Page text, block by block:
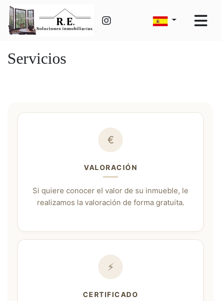
Servicios
€
VALORACIÓN
Si quiere conocer el valor de su inmueble, le
realizamos la valoración de forma gratuita.
⚡
CERTIFICADO